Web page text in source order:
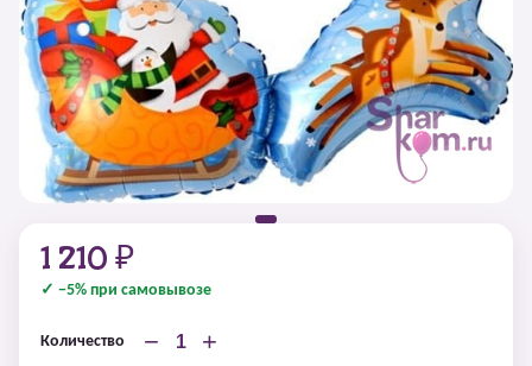
1 210 ₽
✓ −5% при самовывозе
Количество − +